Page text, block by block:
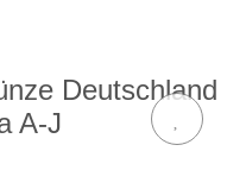
Deutschland
A-J